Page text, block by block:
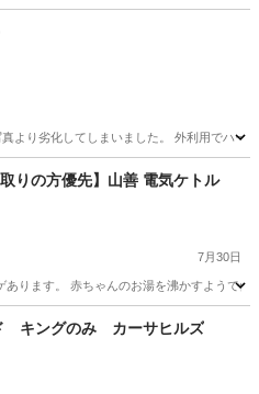
より劣化してしまいました。 外利用でハ
取りの方優先】山善 電気ケトル
7月30日
ります。 赤ちゃんのお湯を沸かすようで
家電
キングのみ カーサヒルズ